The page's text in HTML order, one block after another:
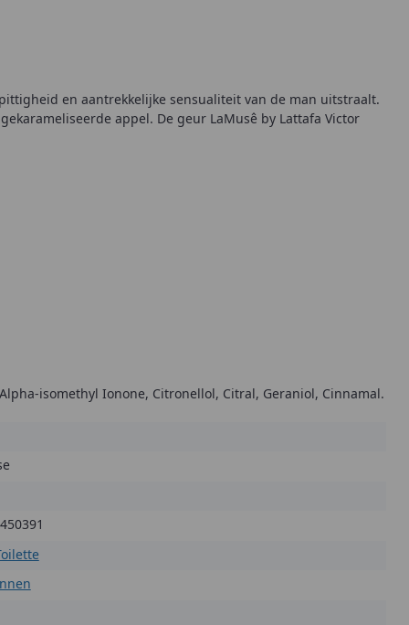
en aantrekkelijke sensualiteit van de man uitstraalt.
appel. De geur LaMusê by Lattafa Victor
isomethyl Ionone, Citronellol, Citral, Geraniol, Cinnamal.